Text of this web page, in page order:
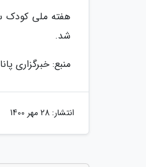
شد.
منبع: خبرگزاری پانا
انتشار: 28 مهر 1400